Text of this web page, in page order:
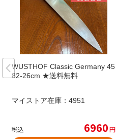
WUSTHOF Classic Germany 45
82-26cm ★送料無料
マイストア在庫： 4951
税込 6960円